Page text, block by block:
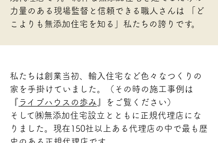
力量のある現場監督と信頼できる職人さんは
「ど
こよりも無添加住宅を知る」私たちの誇りです。
私たちは創業当初、輸入住宅など色々なつくりの
家を手掛けていました。（その時の施工事例は
『 ライブハウスの歩み 』をご覧ください）
そして㈱無添加住宅設立とともに正規代理店にな
りました。現在150社以上ある代理店の中で最も歴